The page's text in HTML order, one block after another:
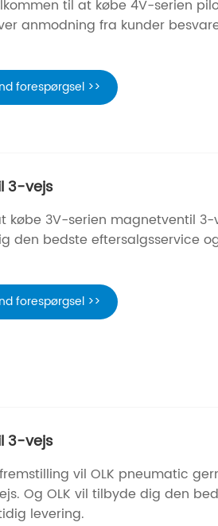
til at købe 4V-serien
anmodning fra kunder
forespørgsel >>
3-vejs
købe 3V-serien magnetventil 3-
den bedste eftersalgsservice
forespørgsel >>
3-vejs
vil OLK pneumatic
Og OLK vil tilbyde dig den
levering.